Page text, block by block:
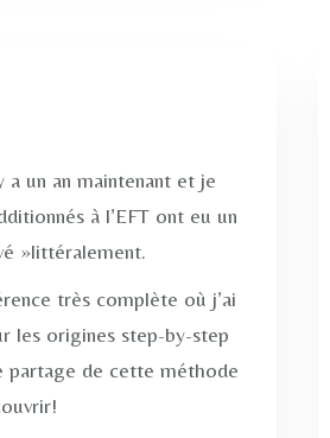
a un an maintenant et je
à l’EFT ont eu un
»littéralement.
très complète où j’ai
les origines step-by-step
partage de cette méthode